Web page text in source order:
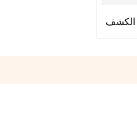
الكشف